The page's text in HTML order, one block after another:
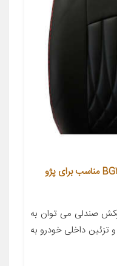
روکش صندلی خودرو جلوه مدل BG12N مناسب برای پژو
صندلی می توان به
داخلی خودرو به